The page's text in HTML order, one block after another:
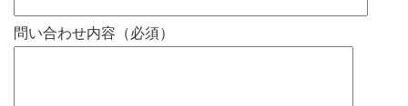
問い合わせ内容（必須）